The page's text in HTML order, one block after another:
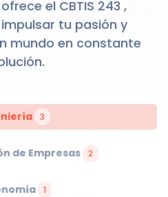
el CBTIS 243 ,
tu pasión y
mundo en constante
3
de Empresas 2
1